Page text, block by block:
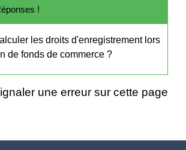
!
les droits d'enregistrement lors
de fonds de commerce ?
une erreur sur cette page